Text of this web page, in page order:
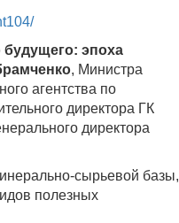
будущего: эпоха
, Министра
агентства по
директора ГК
директора
сырьевой базы,
полезных